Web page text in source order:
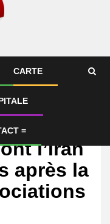
CARTE
=
l’Iran
après la